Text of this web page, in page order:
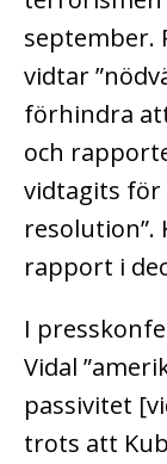
september.
vidtar
förhindra
och
vidtagits
resolution”.
rapport i
I
Vidal
passivitet
trots att